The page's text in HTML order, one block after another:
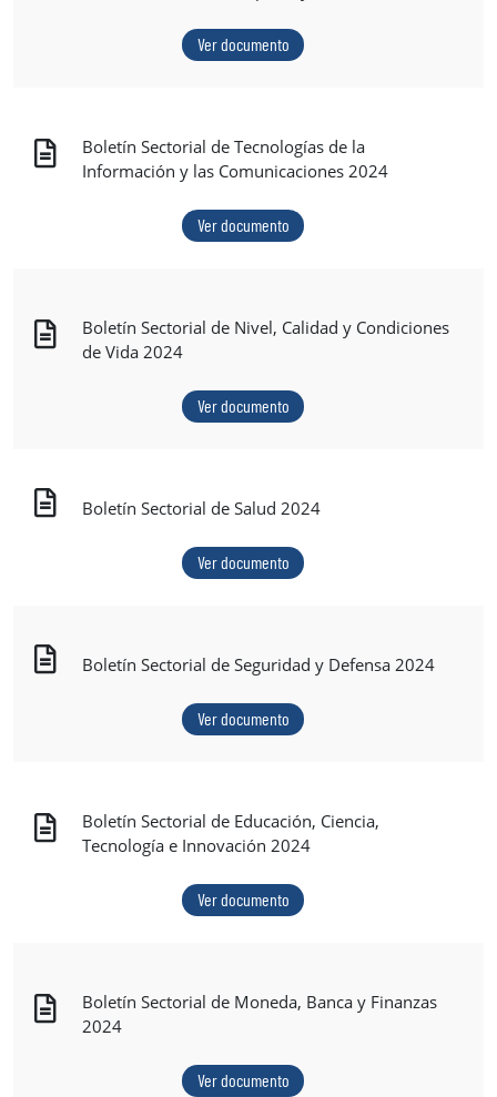
Ver documento
Boletín Sectorial de Tecnologías de la
Información y las Comunicaciones 2024
Ver documento
Boletín Sectorial de Nivel, Calidad y Condiciones
de Vida 2024
Ver documento
Boletín Sectorial de Salud 2024
Ver documento
Boletín Sectorial de Seguridad y Defensa 2024
Ver documento
Boletín Sectorial de Educación, Ciencia,
Tecnología e Innovación 2024
Ver documento
Boletín Sectorial de Moneda, Banca y Finanzas
2024
Ver documento